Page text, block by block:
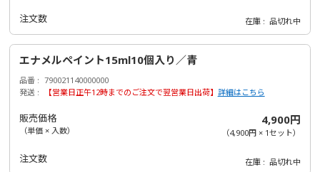
注文数 在庫 品切れ中
エナメルペイント15ml10個入り／青
品番
790021140000000
発送
【営業日正午12時までのご注文で翌営業日出荷】 詳細はこちら
販売価格
（単価 × 入数）
4,900円
（4,900円× 1セット）
注文数 在庫 品切れ中